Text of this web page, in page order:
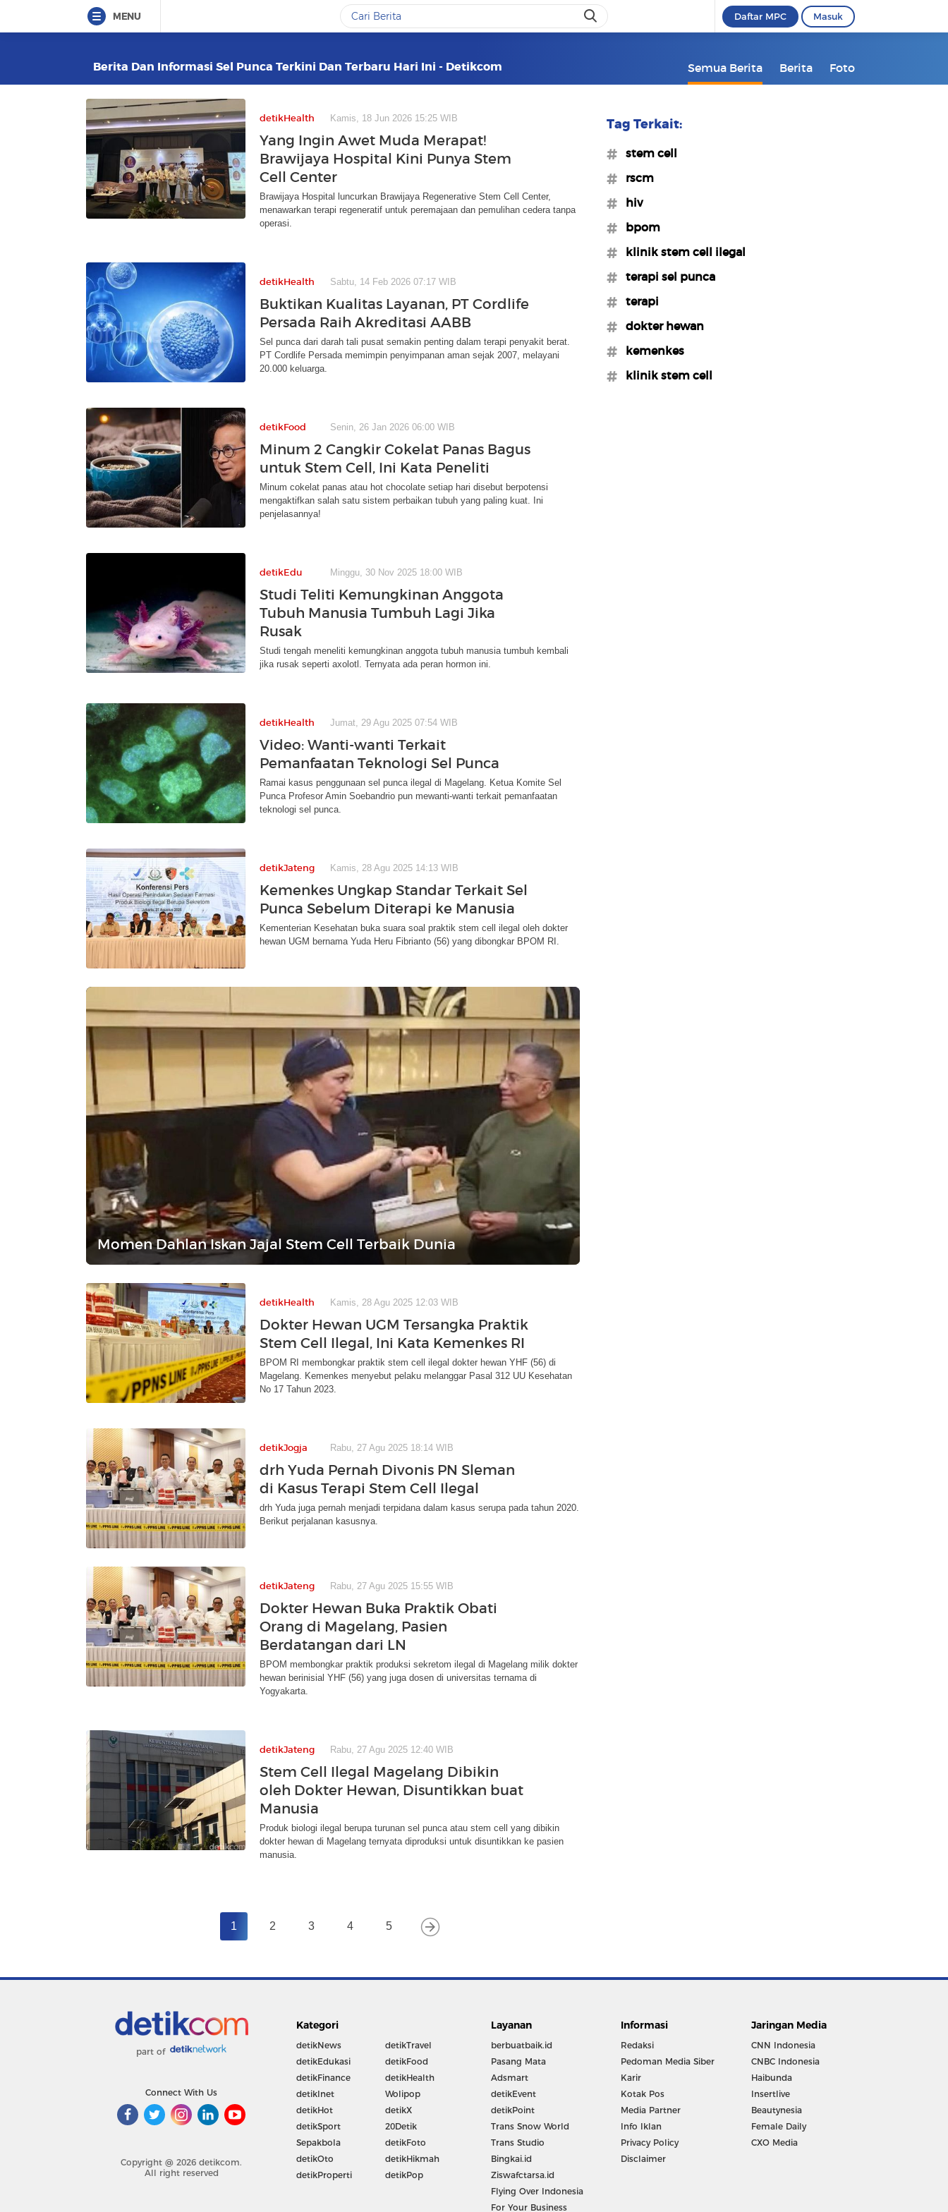
MENU Daftar MPC Masuk
Berita Dan Informasi Sel Punca Terkini Dan Terbaru Hari Ini - Detikcom Semua Berita Berita Foto
detikHealth Kamis, 18 Jun 2026 15:25 WIB
Yang Ingin Awet Muda Merapat!
Brawijaya Hospital Kini Punya Stem
Cell Center
Brawijaya Hospital luncurkan Brawijaya Regenerative Stem Cell Center,
menawarkan terapi regeneratif untuk peremajaan dan pemulihan cedera tanpa
operasi.
detikHealth Sabtu, 14 Feb 2026 07:17 WIB
Buktikan Kualitas Layanan, PT Cordlife
Persada Raih Akreditasi AABB
Sel punca dari darah tali pusat semakin penting dalam terapi penyakit berat.
PT Cordlife Persada memimpin penyimpanan aman sejak 2007, melayani
20.000 keluarga.
detikFood Senin, 26 Jan 2026 06:00 WIB
Minum 2 Cangkir Cokelat Panas Bagus
untuk Stem Cell, Ini Kata Peneliti
Minum cokelat panas atau hot chocolate setiap hari disebut berpotensi
mengaktifkan salah satu sistem perbaikan tubuh yang paling kuat. Ini
penjelasannya!
detikEdu Minggu, 30 Nov 2025 18:00 WIB
Studi Teliti Kemungkinan Anggota
Tubuh Manusia Tumbuh Lagi Jika
Rusak
Studi tengah meneliti kemungkinan anggota tubuh manusia tumbuh kembali
jika rusak seperti axolotl. Ternyata ada peran hormon ini.
detikHealth Jumat, 29 Agu 2025 07:54 WIB
Video: Wanti-wanti Terkait
Pemanfaatan Teknologi Sel Punca
Ramai kasus penggunaan sel punca ilegal di Magelang. Ketua Komite Sel
Punca Profesor Amin Soebandrio pun mewanti-wanti terkait pemanfaatan
teknologi sel punca.
detikJateng Kamis, 28 Agu 2025 14:13 WIB
Kemenkes Ungkap Standar Terkait Sel
Punca Sebelum Diterapi ke Manusia
Kementerian Kesehatan buka suara soal praktik stem cell ilegal oleh dokter
hewan UGM bernama Yuda Heru Fibrianto (56) yang dibongkar BPOM RI.
Momen Dahlan Iskan Jajal Stem Cell Terbaik Dunia
detikHealth Kamis, 28 Agu 2025 12:03 WIB
Dokter Hewan UGM Tersangka Praktik
Stem Cell Ilegal, Ini Kata Kemenkes RI
BPOM RI membongkar praktik stem cell ilegal dokter hewan YHF (56) di
Magelang. Kemenkes menyebut pelaku melanggar Pasal 312 UU Kesehatan
No 17 Tahun 2023.
detikJogja Rabu, 27 Agu 2025 18:14 WIB
drh Yuda Pernah Divonis PN Sleman
di Kasus Terapi Stem Cell Ilegal
drh Yuda juga pernah menjadi terpidana dalam kasus serupa pada tahun 2020.
Berikut perjalanan kasusnya.
detikJateng Rabu, 27 Agu 2025 15:55 WIB
Dokter Hewan Buka Praktik Obati
Orang di Magelang, Pasien
Berdatangan dari LN
BPOM membongkar praktik produksi sekretom ilegal di Magelang milik dokter
hewan berinisial YHF (56) yang juga dosen di universitas ternama di
Yogyakarta.
detikJateng Rabu, 27 Agu 2025 12:40 WIB
Stem Cell Ilegal Magelang Dibikin
oleh Dokter Hewan, Disuntikkan buat
Manusia
Produk biologi ilegal berupa turunan sel punca atau stem cell yang dibikin
dokter hewan di Magelang ternyata diproduksi untuk disuntikkan ke pasien
manusia.
1 2 3 4 5
Tag Terkait:
#stem cell
#rscm
#hiv
#bpom
#klinik stem cell ilegal
#terapi sel punca
#terapi
#dokter hewan
#kemenkes
#klinik stem cell
part of
Connect With Us
Copyright @ 2026 detikcom.
All right reserved
Kategori
detikNews
detikEdukasi
detikFinance
detikInet
detikHot
detikSport
Sepakbola
detikOto
detikProperti
detikTravel
detikFood
detikHealth
Wolipop
detikX
20Detik
detikFoto
detikHikmah
detikPop
Layanan
berbuatbaik.id
Pasang Mata
Adsmart
detikEvent
detikPoint
Trans Snow World
Trans Studio
Bingkai.id
Ziswafctarsa.id
Flying Over Indonesia
For Your Business
Informasi
Redaksi
Pedoman Media Siber
Karir
Kotak Pos
Media Partner
Info Iklan
Privacy Policy
Disclaimer
Jaringan Media
CNN Indonesia
CNBC Indonesia
Haibunda
Insertlive
Beautynesia
Female Daily
CXO Media